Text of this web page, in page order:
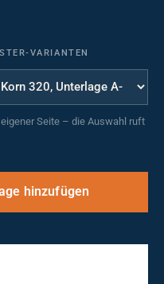
VARIANTEN
Seite – die Auswahl ruft